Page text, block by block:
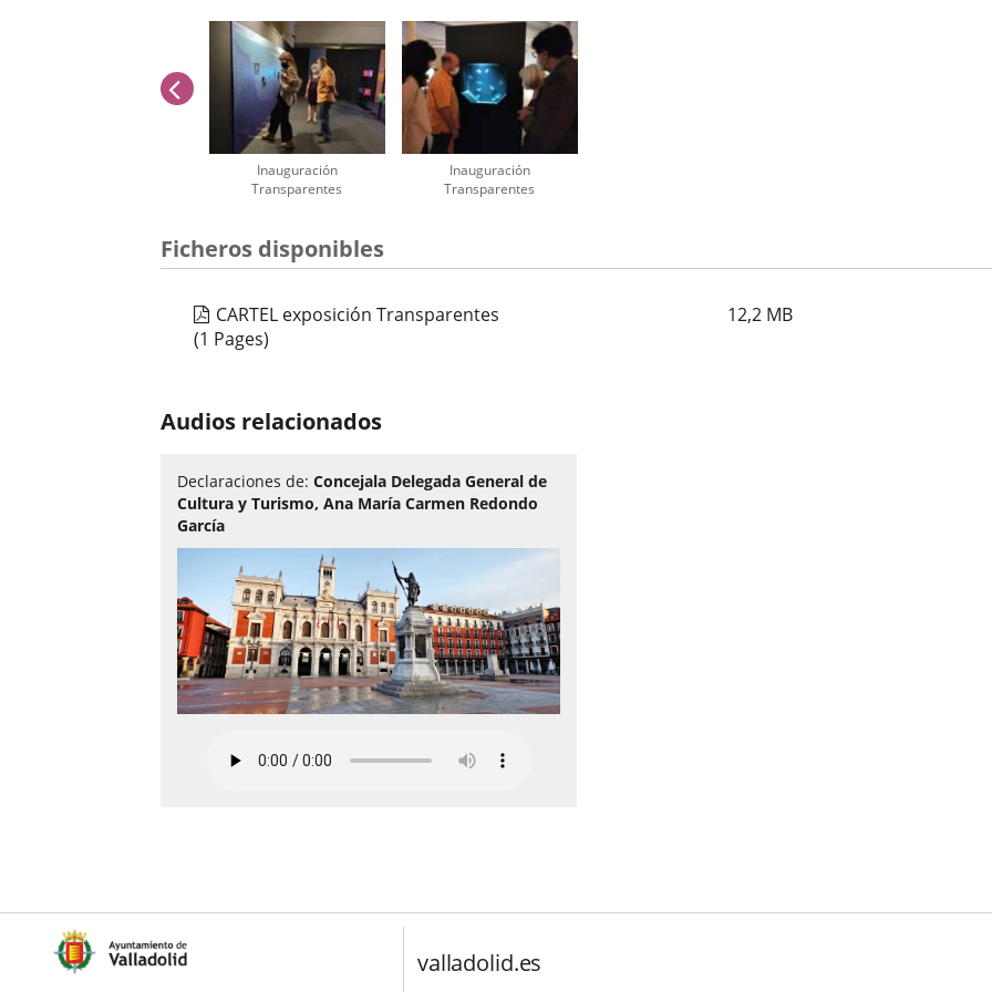
Inauguración
Transparentes
Inauguración
Transparentes
de
anterior
Ficheros disponibles
CARTEL exposición Transparentes 12,2 MB
(1 Pages)
Audios relacionados
Declaraciones de:Concejala Delegada General de
Cultura y Turismo, Ana María Carmen Redondo
García
valladolid.es